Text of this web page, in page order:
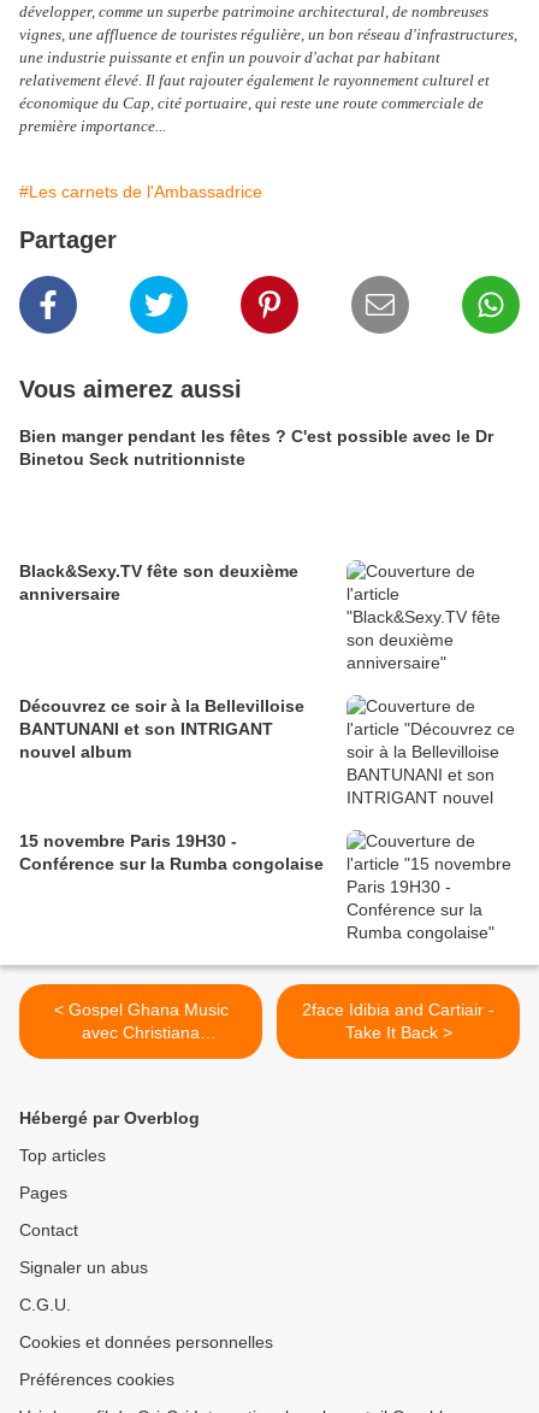
développer, comme un superbe patrimoine architectural, de nombreuses
vignes, une affluence de touristes régulière, un bon réseau d'infrastructures,
une industrie puissante et enfin un pouvoir d'achat par habitant
relativement élevé. Il faut rajouter également le rayonnement culturel et
économique du Cap, cité portuaire, qui reste une route commerciale de
première importance...
#Les carnets de l'Ambassadrice
Partager
Vous aimerez aussi
Bien manger pendant les fêtes ? C'est possible avec le Dr
Binetou Seck nutritionniste
Black&Sexy.TV fête son deuxième
anniversaire
Découvrez ce soir à la Bellevilloise
BANTUNANI et son INTRIGANT
nouvel album
15 novembre Paris 19H30 -
Conférence sur la Rumba congolaise
< Gospel Ghana Music
avec Christiana
Love...Joyeuses fetes à
2face Idibia and Cartiair -
Take It Back >
Hébergé par Overblog
Top articles
Pages
Contact
Signaler un abus
C.G.U.
Cookies et données personnelles
Préférences cookies